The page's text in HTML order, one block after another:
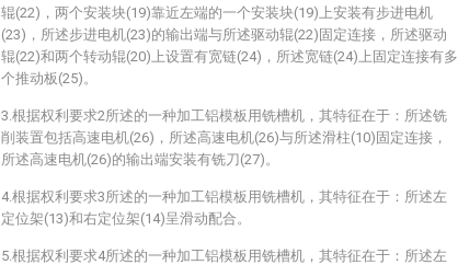
辊(22)，两个安装块(19)靠近左端的一个安装块(19)上安装有步进电机
(23)，所述步进电机(23)的输出端与所述驱动辊(22)固定连接，所述驱动
辊(22)和两个转动辊(20)上设置有宽链(24)，所述宽链(24)上固定连接有多
个推动板(25)。
3.根据权利要求2所述的一种加工铝模板用铣槽机，其特征在于：所述铣
削装置包括高速电机(26)，所述高速电机(26)与所述滑柱(10)固定连接，
所述高速电机(26)的输出端安装有铣刀(27)。
4.根据权利要求3所述的一种加工铝模板用铣槽机，其特征在于：所述左
定位架(13)和右定位架(14)呈滑动配合。
5.根据权利要求4所述的一种加工铝模板用铣槽机，其特征在于：所述左